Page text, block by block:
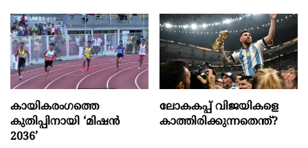
കായികരംഗത്തെ
കുതിപ്പിനായി ‘മിഷൻ
2036’
ലോകകപ്പ് വിജയികളെ
കാത്തിരിക്കുന്നതെന്ത്?